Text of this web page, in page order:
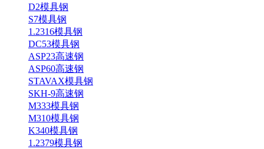
D2模具钢
S7模具钢
1.2316模具钢
DC53模具钢
ASP23高速钢
ASP60高速钢
STAVAX模具钢
SKH-9高速钢
M333模具钢
M310模具钢
K340模具钢
1.2379模具钢